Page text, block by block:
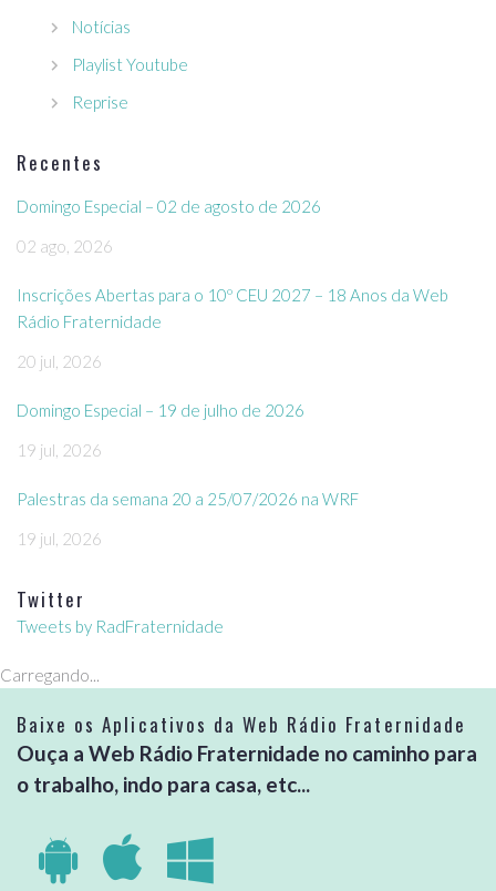
Notícias
Playlist Youtube
Reprise
Recentes
Domingo Especial – 02 de agosto de 2026
02 ago, 2026
Inscrições Abertas para o 10º CEU 2027 – 18 Anos da Web
Rádio Fraternidade
20 jul, 2026
Domingo Especial – 19 de julho de 2026
19 jul, 2026
Palestras da semana 20 a 25/07/2026 na WRF
19 jul, 2026
Twitter
Tweets by RadFraternidade
Carregando...
Baixe os Aplicativos da Web Rádio Fraternidade
Ouça a Web Rádio Fraternidade no caminho para
o trabalho, indo para casa, etc...